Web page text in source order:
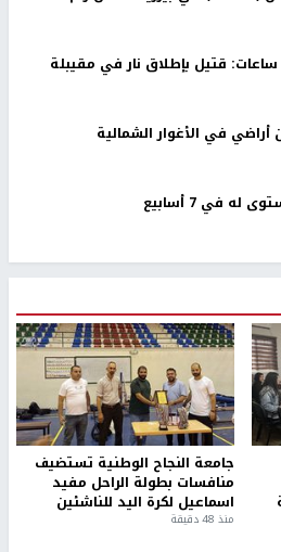
ساعات: قتيل بإطلاق نار في مقيبلة
في الأغوار الشمالية
في 7 أسابيع
جامعة النجاح الوطنية تستضيف
منافسات بطولة الراحل مفيد
اسماعيل لكرة اليد للناشئين
منذ 48 دقيقة